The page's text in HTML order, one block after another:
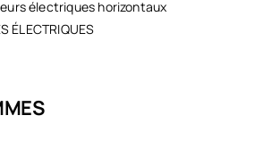
électriques horizontaux
ÉLECTRIQUES